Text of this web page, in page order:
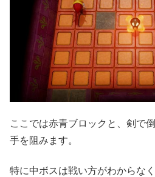
ここでは赤青ブロックと、剣で
手を阻みます。
特に中ボスは戦い方がわからな